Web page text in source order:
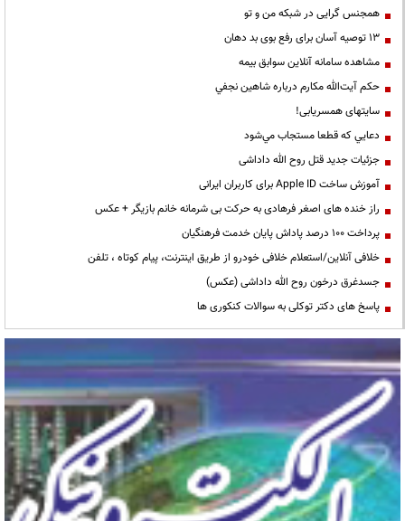
همجنس گرایی در شبکه من و تو
13 توصیه آسان برای رفع بوی بد دهان
مشاهده سامانه آنلاين سوابق بیمه
حكم آيت‌الله مكارم درباره شاهين نجفي
سایتهای همسریابی!
دعايي كه قطعا مستجاب مي‌شود
جزئیات جدید قتل روح الله داداشی
آموزش ساخت Apple ID برای کاربران ایرانی
راز خنده های اصغر فرهادی به حرکت بی شرمانه خانم بازیگر + عکس
پرداخت ۱۰۰ درصد پاداش پایان خدمت فرهنگیان
خلافی آنلاین/استعلام خلافی خودرو از طریق اینترنت، پیام کوتاه ، تلفن
جسدغرق درخون روح الله داداشی (عکس)
پاسخ های دکتر توکلی به سوالات کنکوری ها